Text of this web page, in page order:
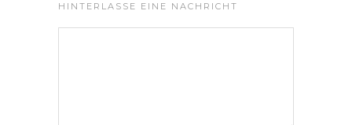
HINTERLASSE EINE NACHRICHT